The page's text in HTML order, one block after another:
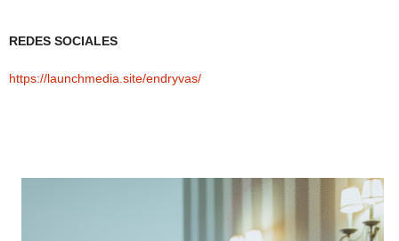
REDES SOCIALES
https://launchmedia.site/endryvas/